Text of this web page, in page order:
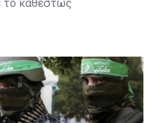
το καθεστώς